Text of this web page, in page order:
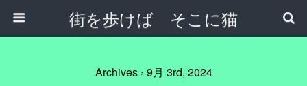
街を歩けば そこに猫
Archives › 9月 3rd, 2024